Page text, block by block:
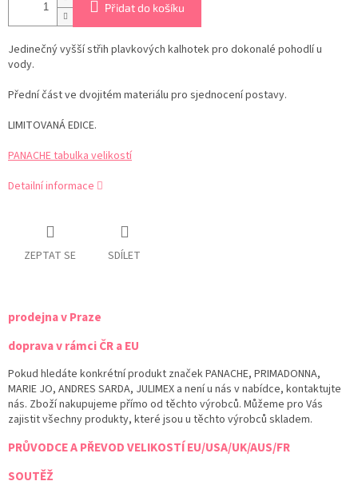
Přidat do košíku
Jedinečný vyšší střih plavkových kalhotek pro dokonalé pohodlí u
vody.
Přední část ve dvojitém materiálu pro sjednocení postavy.
LIMITOVANÁ EDICE.
PANACHE tabulka velikostí
Detailní informace
ZEPTAT SE SDÍLET
prodejna v Praze
doprava v rámci ČR a EU
Pokud hledáte konkrétní produkt značek PANACHE, PRIMADONNA,
MARIE JO, ANDRES SARDA, JULIMEX a není u nás v nabídce, kontaktujte
nás. Zboží nakupujeme přímo od těchto výrobců. Můžeme pro Vás
zajistit všechny produkty, které jsou u těchto výrobců skladem.
PRŮVODCE A PŘEVOD VELIKOSTÍ EU/USA/UK/AUS/FR
SOUTĚŽ